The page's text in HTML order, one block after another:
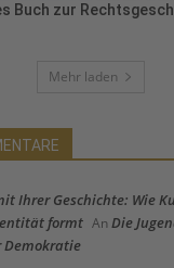
Buch zur
Mehr laden
Ihrer Geschichte: Wie
formt An Die